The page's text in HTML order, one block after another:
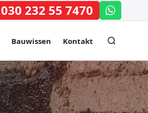
030 232 55 7470
Bauwissen Kontakt